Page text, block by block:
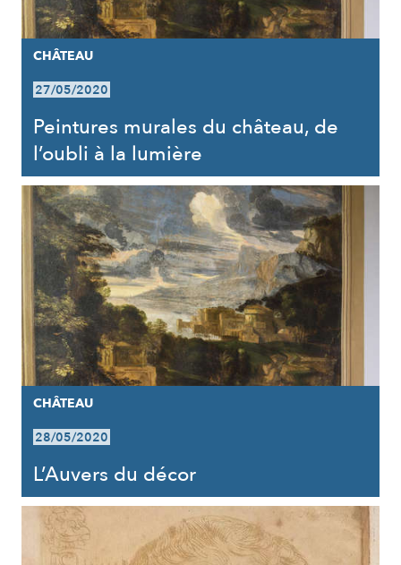
CHÂTEAU
27/05/2020
Peintures murales du château, de
l’oubli à la lumière
CHÂTEAU
28/05/2020
L’Auvers du décor